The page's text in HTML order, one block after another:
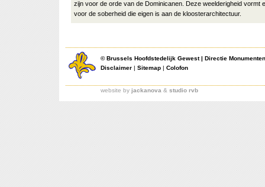
zijn voor de orde van de Dominicanen. Deze weelderigheid vormt
voor de soberheid die eigen is aan de kloosterarchitectuur.
©Brussels Hoofdstedelijk Gewest| Directie
Disclaimer | Sitemap | Colofon
website by jackanova & studio rvb